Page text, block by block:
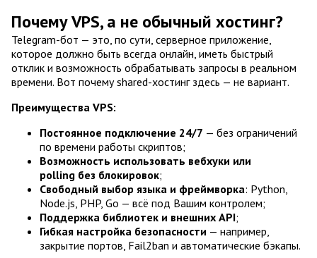
Почему VPS, а не обычный хостинг?
Telegram-бот — это, по сути, серверное приложение,
которое должно быть всегда онлайн, иметь быстрый
отклик и возможность обрабатывать запросы в реальном
времени. Вот почему shared-хостинг здесь — не вариант.
Преимущества VPS:
Постоянное подключение 24/7 — без ограничений
по времени работы скриптов;
Возможность использовать вебхуки или
polling без блокировок;
Свободный выбор языка и фреймворка: Python,
Node.js, PHP, Go — всё под Вашим контролем;
Поддержка библиотек и внешних API;
Гибкая настройка безопасности — например,
закрытие портов, Fail2ban и автоматические бэкапы.